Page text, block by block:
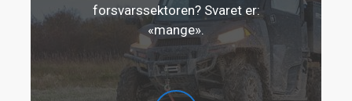
forsvarssektoren? Svaret er:
«mange».